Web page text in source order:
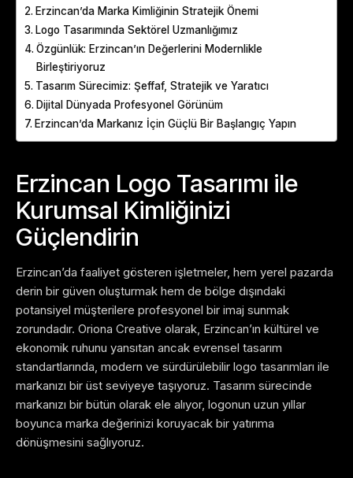
Erzincan’da Marka Kimliğinin Stratejik Önemi
Logo Tasarımında Sektörel Uzmanlığımız
Özgünlük: Erzincan’ın Değerlerini Modernlikle
Birleştiriyoruz
Tasarım Sürecimiz: Şeffaf, Stratejik ve Yaratıcı
Dijital Dünyada Profesyonel Görünüm
Erzincan’da Markanız İçin Güçlü Bir Başlangıç Yapın
Erzincan Logo Tasarımı ile
Kurumsal Kimliğinizi
Güçlendirin
Erzincan’da faaliyet gösteren işletmeler, hem yerel pazarda
derin bir güven oluşturmak hem de bölge dışındaki
potansiyel müşterilere profesyonel bir imaj sunmak
zorundadır. Oriona Creative olarak, Erzincan’ın kültürel ve
ekonomik ruhunu yansıtan ancak evrensel tasarım
standartlarında, modern ve sürdürülebilir logo tasarımları ile
markanızı bir üst seviyeye taşıyoruz. Tasarım sürecinde
markanızı bir bütün olarak ele alıyor, logonun uzun yıllar
boyunca marka değerinizi koruyacak bir yatırıma
dönüşmesini sağlıyoruz.